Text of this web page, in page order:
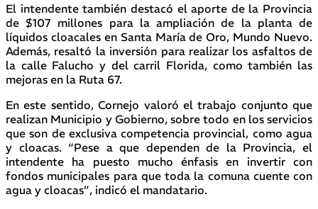
El intendente también destacó el aporte de la Provincia
de $107 millones para la ampliación de la planta de
líquidos cloacales en Santa María de Oro, Mundo Nuevo.
Además, resaltó la inversión para realizar los asfaltos de
la calle Falucho y del carril Florida, como también las
mejoras en la Ruta 67.
En este sentido, Cornejo valoró el trabajo conjunto que
realizan Municipio y Gobierno, sobre todo en los servicios
que son de exclusiva competencia provincial, como agua
y cloacas. “Pese a que dependen de la Provincia, el
intendente ha puesto mucho énfasis en invertir con
fondos municipales para que toda la comuna cuente con
agua y cloacas”, indicó el mandatario.